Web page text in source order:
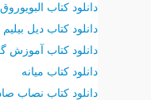
دانلود کتاب البویوروق
دانلود کتاب دیل بیلیم
دانلود کتاب آموزش
دانلود کتاب میانه
دانلود کتاب نصاب